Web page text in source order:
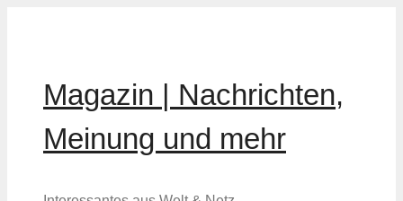
Magazin | Nachrichten,
Meinung und mehr